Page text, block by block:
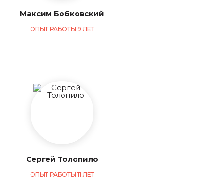
Максим Бобковский
ОПЫТ РАБОТЫ 9 ЛЕТ
Сергей Толопило
ОПЫТ РАБОТЫ 11 ЛЕТ